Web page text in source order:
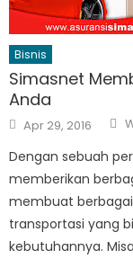
Bisnis
Simasnet
Anda
Posted
on
Apr 29, 2016
Dengan sebuah
memberikan
membuat
transportasi yang
kebutuhannya.